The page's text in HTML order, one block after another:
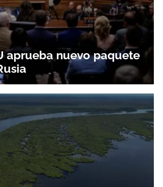
aprueba nuevo paquete